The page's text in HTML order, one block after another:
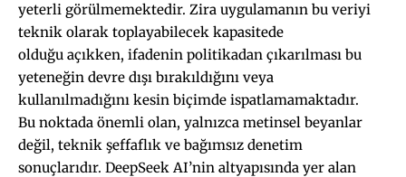
yeterli görülmemektedir. Zira uygulamanın bu veriyi
teknik olarak toplayabilecek kapasitede
olduğu açıkken, ifadenin politikadan çıkarılması bu
yeteneğin devre dışı bırakıldığını veya
kullanılmadığını kesin biçimde ispatlamamaktadır.
Bu noktada önemli olan, yalnızca metinsel beyanlar
değil, teknik şeffaflık ve bağımsız denetim
sonuçlarıdır. DeepSeek AI’nin altyapısında yer alan